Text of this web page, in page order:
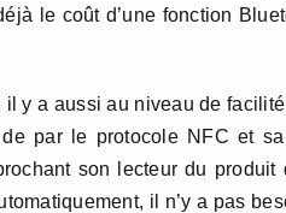
le coût d’une fonction
y a aussi au niveau de
par le protocole NFC et
son lecteur du
il n’y a pas